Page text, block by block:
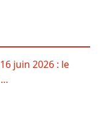
juin 2026 : le